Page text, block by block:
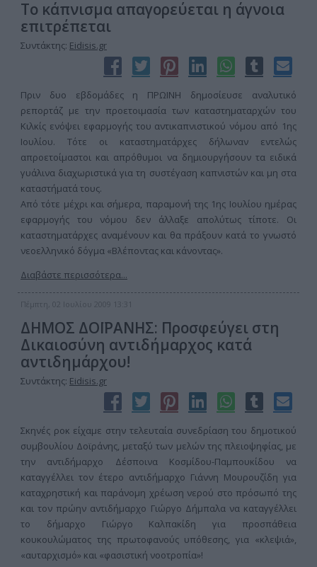
Το κάπνισμα απαγορεύεται η άγνοια
επιτρέπεται
Συντάκτης: Eidisis.gr
Πριν δυο εβδομάδες η ΠΡΩΙΝΗ δημοσίευσε αναλυτικό
ρεπορτάζ με την προετοιμασία των καταστηματαρχών του
Κιλκίς ενόψει εφαρμογής του αντικαπνιστικού νόμου από 1ης
Ιουλίου. Τότε οι καταστηματάρχες δήλωναν εντελώς
απροετοίμαστοι και απρόθυμοι να δημιουργήσουν τα ειδικά
γυάλινα διαχωριστικά για τη συστέγαση καπνιστών και μη στα
καταστήματά τους.
Από τότε μέχρι και σήμερα, παραμονή της 1ης Ιουλίου ημέρας
εφαρμογής του νόμου δεν άλλαξε απολύτως τίποτε. Οι
καταστηματάρχες αναμένουν και θα πράξουν κατά το γνωστό
νεοελληνικό δόγμα «Βλέποντας και κάνοντας».
Διαβάστε περισσότερα...
Πέμπτη, 02 Ιουλίου 2009 13:31
ΔΗΜΟΣ ΔΟΪΡΑΝΗΣ: Προσφεύγει στη
Δικαιοσύνη αντιδήμαρχος κατά
αντιδημάρχου!
Συντάκτης: Eidisis.gr
Σκηνές ροκ είχαμε στην τελευταία συνεδρίαση του δημοτικού
συμβουλίου Δοϊράνης, μεταξύ των μελών της πλειοψηφίας, με
την αντιδήμαρχο Δέσποινα Κοσμίδου-Παμπουκίδου να
καταγγέλλει τον έτερο αντιδήμαρχο Γιάννη Μουρουζίδη για
καταχρηστική και παράνομη χρέωση νερού στο πρόσωπό της
και τον πρώην αντιδήμαρχο Γιώργο Δήμπαλα να καταγγέλλει
το δήμαρχο Γιώργο Καλπακίδη για προσπάθεια
κουκουλώματος της πρωτοφανούς υπόθεσης, για «κλεψιά»,
«αυταρχισμό» και «φασιστική νοοτροπία»!